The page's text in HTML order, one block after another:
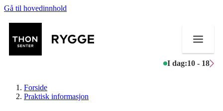
Gå til hovedinnhold
I dag:10 - 18
Forside
Praktisk informasjon